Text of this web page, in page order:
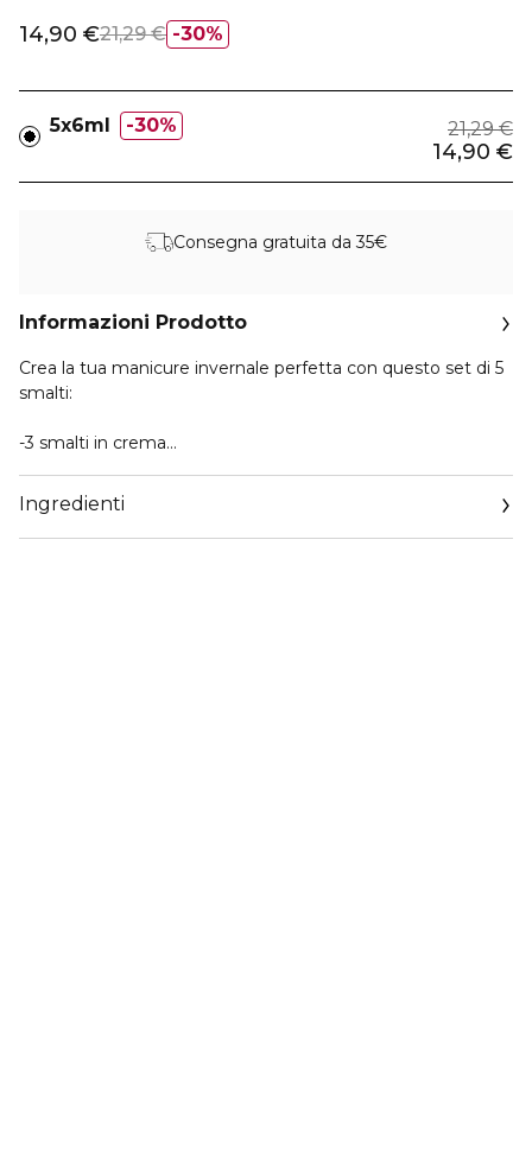
30%
14,90 €21,29 €
5x6ml 30% 21,29 €
14,90 €
Consegna gratuita da 35€
Informazioni Prodotto
Crea la tua manicure invernale perfetta con questo set di 5
smalti:
-3 smalti in crema
-1 smalto metallico per nail art
-1 sacchetto di velluto rosso scuro
Ingredienti